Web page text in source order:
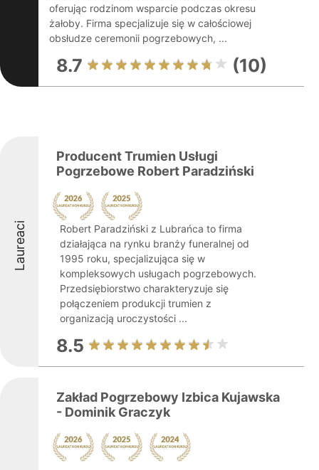
oferując rodzinom wsparcie podczas okresu
żałoby. Firma specjalizuje się w całościowej
obsłudze ceremonii pogrzebowych, ...
8.7 (10)
Laureaci
Producent Trumien Usługi
Pogrzebowe Robert Paradziński
Robert Paradziński z Lubrańca to firma
działająca na rynku branży funeralnej od
1995 roku, specjalizująca się w
kompleksowych usługach pogrzebowych.
Przedsiębiorstwo charakteryzuje się
połączeniem produkcji trumien z
organizacją uroczystości ...
8.5
Zakład Pogrzebowy Izbica Kujawska
- Dominik Graczyk